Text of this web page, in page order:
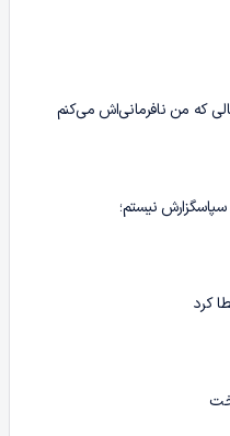
که من نافرمانی‌اش می‌کنم
نیستم؛
کرد